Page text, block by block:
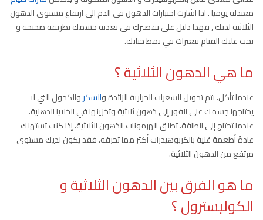
معتدلة يوميا . اذا اشارت اختبارات الدهون في الدم الى ارتفاع مستوى الدهون
الثلاثية لديك , فهذا دليل على تقصيرك في تغذية جسمك بطريقة صحيحة و
يجب عليك القيام بتغيرات في نمط حياتك.
ما هي الدهون الثلاثية ؟
عندما تأكل، يتم تحويل السعرات الحرارية الزائدة والسكروالكحول التي لا
يحتاجها جسمك على الفور إلى دُهون ثلاثية وتخزينها في الخلايا الدهنية.
عندما تحتاج إلى الطاقة، تطلق الهرمونات الدُهون الثلاثية. إذا كنت تستهلك
عادةً أطعمة غنية بالكربوهيدرات أكثر مما تحرقه، فقد يكون لديك مستوى
مرتفع من الدهون الثلاثية.
ما هو الفرق بين الدهون الثلاثية و
الكوليسترول ؟